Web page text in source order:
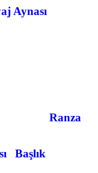
Aynası
Ranza
Başlık